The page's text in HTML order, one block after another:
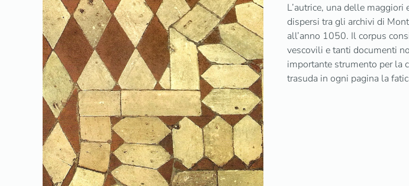
L’autrice, una delle
dispersi tra gli archivi di
all’anno 1050. Il corpus
vescovili e tanti documenti
importante strumento per la
trasuda in ogni pagina la